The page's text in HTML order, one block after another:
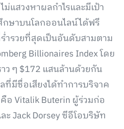
แสวงหาผลกำไรและมีเป้า
ษาบนโลกออนไลน์ได้ฟรี
รวยที่สุดเป็นอันดับสามตาม
Billionaires Index โดย
ว ๆ $172 แสนล้านด้วยกัน
มีชื่อเสียงได้ทำการบริจาค
Vitalik Buterin ผู้ร่วมก่อ
ะ Jack Dorsey ซีอีโอบริษัท